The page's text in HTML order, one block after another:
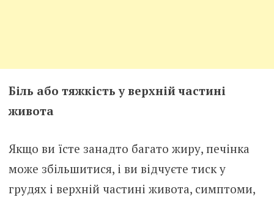
Біль або тяжкість у верхній частині
живота
Якщо ви їсте занадто багато жиру, печінка
може збільшитися, і ви відчуєте тиск у
грудях і верхній частині живота, симптоми,